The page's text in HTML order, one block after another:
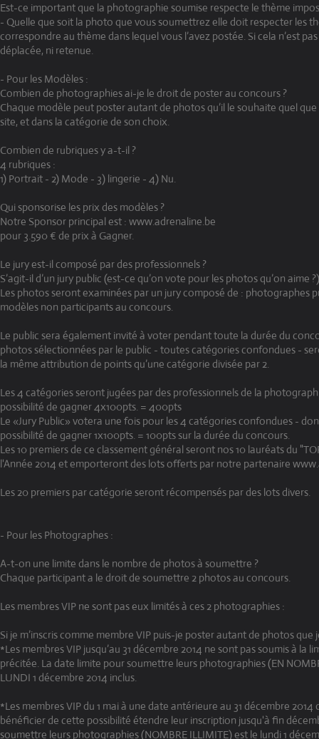
Est-ce important que la photographie soumise respecte le thème
- Quelle que soit la photo que vous soumettrez elle doit respecter les
correspondre au thème dans lequel vous l’avez postée. Si cela n’est
déplacée, ni retenue.
- Pour les Modèles :
Combien de photographies ai-je le droit de poster au concours ?
Chaque modèle peut poster autant de photos qu’il le souhaite quel
site, et dans la catégorie de son choix.
Combien de rubriques y a-t-il ?
4 rubriques :
1) Portrait - 2) Mode - 3) lingerie - 4) Nu.
Qui sponsorise les prix des modèles ?
Notre Sponsor principal est : www.adrenaline.be
pour 3.590 € de prix à Gagner.
Le jury est-il composé par des professionnels ?
S’agit-il d’un jury public (est-ce qu’on vote pour les photos qu’on aime ?)
Les photos seront examinées par un jury composé de : photographes
modèles non participants au concours.
Le public sera également invité à voter pendant toute la durée du
photos sélectionnées par le public - toutes catégories confondues -
la même attribution de points qu’une catégorie divisée par 2.
Les 4 catégories seront jugées par des professionnels de la
possibilité de gagner 4x100pts. = 400pts
Le «Jury Public» votera une fois pour les 4 catégories confondues -
possibilité de gagner 1x100pts. = 100pts sur la durée du concours.
Les 10 premiers de ce classement général seront nos 10 lauréats du
l'Année 2014 et emporteront des lots offerts par notre partenaire
Les 20 premiers par catégorie seront récompensés par des lots divers.
- Pour les Photographes :
A-t-on une limite dans le nombre de photos à soumettre ?
Chaque participant a le droit de soumettre 2 photos au concours.
Les membres VIP ne sont pas eux limités à ces 2 photographies :
Si je m’inscris comme membre VIP puis-je poster autant de photos que
*Les membres VIP jusqu’au 31 décembre 2014 ne sont pas soumis à la
précitée. La date limite pour soumettre leurs photographies (EN
LUNDI 1 décembre 2014 inclus.
*Les membres VIP du 1 mai à une date antérieure au 31 décembre
bénéficier de cette possibilité étendre leur inscription jusqu'à fin
soumettre leurs photographies (NOMBRE ILLIMITE) est le lundi 1